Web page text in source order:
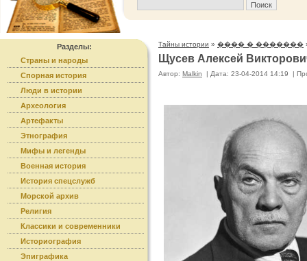
Разделы:
Страны и народы
Спорная история
Люди в истории
Археология
Артефакты
Этнография
Мифы и легенды
Военная история
История спецслужб
Морской архив
Религия
Классики и современники
Историография
Эпиграфика
Тайны истории » ���� � �������
Щусев Алексей
Автор: Malkin | Дата: 23-04-2014 14:19 |